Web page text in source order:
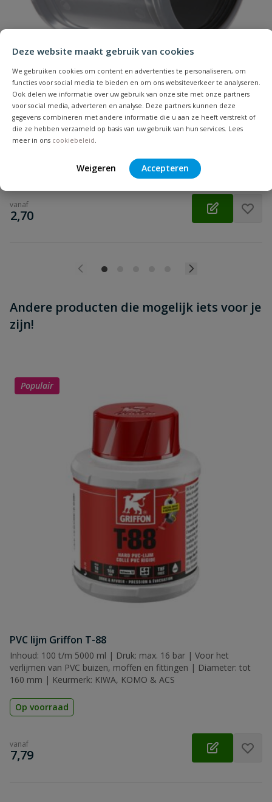
Deze website maakt gebruik van cookies
We gebruiken cookies om content en advertenties te personaliseren, om
functies voor social media te bieden en om ons websiteverkeer te analyseren.
Ook delen we informatie over uw gebruik van onze site met onze partners
voor social media, adverteren en analyse. Deze partners kunnen deze
gegevens combineren met andere informatie die u aan ze heeft verstrekt of
die ze hebben verzameld op basis van uw gebruik van hun services. Lees
meer in ons cookiebeleid
Weigeren Accepteren
Beoordeling
Beoordeling versturen
PVC overschuifmof
Zonder stootrand | Diameter: 32 t/m 500 mm | Aansluiting:
manchet | Kleur: grijs | KOMO
vanaf
€
2,70
Andere producten die mogelijk iets voor je
zijn!
Populair
PVC lijm Griffon T-88
Inhoud: 100 t/m 5000 ml | Druk: max. 16 bar | Voor het
verlijmen van PVC buizen, moffen en fittingen | Diameter: tot
160 mm | Keurmerk: KIWA, KOMO & ACS
Op voorraad
vanaf
€
7,79